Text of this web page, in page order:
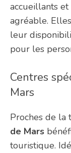
accueillants
agréable.
leur
pour les
Centres
Mars
Proches de la
de Mars
touristique.